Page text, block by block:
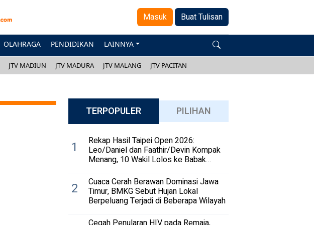
Masuk Buat Tulisan
OLAHRAGA PENDIDIKAN LAINNYA
JTV MADIUN JTV MADURA JTV MALANG JTV PACITAN
TERPOPULER PILIHAN
1 Rekap Hasil Taipei Open 2026:
Leo/Daniel dan Faathir/Devin Kompak
Menang, 10 Wakil Lolos ke Babak
2 Cuaca Cerah Berawan Dominasi Jawa
Timur, BMKG Sebut Hujan Lokal
Berpeluang Terjadi di Beberapa Wilayah